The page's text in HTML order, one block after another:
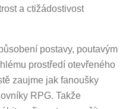
a ctižádostivost
postavy, poutavým
prostředí otevřeného
zaujme jak fanoušky
RPG. Takže